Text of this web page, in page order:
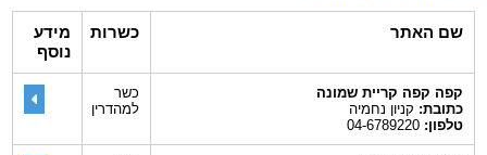
שם האתר כשרות
מידע
נוסף
קפה קפה קריית שמונה
כתובת:קניון נחמיה
טלפון:04-6789220
כשר
למהדרין